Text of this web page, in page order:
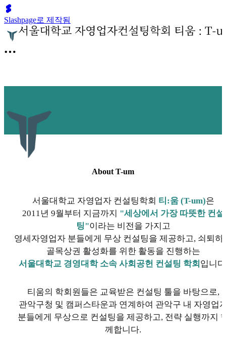
Slashpage로 제작됨
About T-um
서울대학교 자영업자 컨설팅학회 티:움 (T-um)은
2011년 9월부터 지금까지 "세상에서 가장 따뜻한 컨설
팅"이라는 비전을 가지고
영세자영업자 분들에게 무상 컨설팅을 제공하고, 쇠퇴하
골목상권 활성화를 위한 활동을 진행하는
서울대학교 경영대학 소속 사회공헌 컨설팅 학회 입니
티움의 학회원들은 교육받은 컨설팅 툴을 바탕으로,
관악구청 및 캠퍼스타운과 연계하여 관악구 내 자영업
분들에게 무상으로 컨설팅을 제공하고, 전략 실행까지
께합니다.